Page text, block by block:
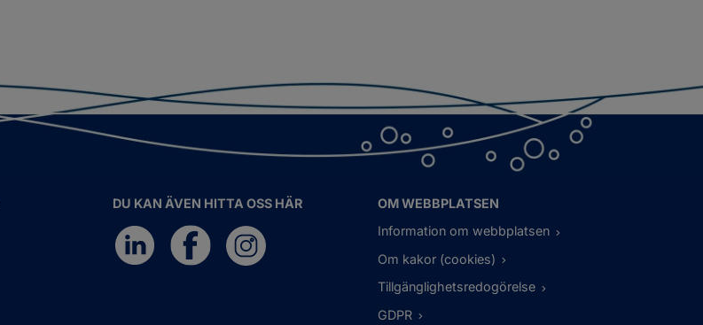
DU KAN ÄVEN HITTA OSS HÄR
OM WEBBPLATSEN
Information om webbplatsen
Om kakor (cookies)
Tillgänglighetsredogörelse
GDPR